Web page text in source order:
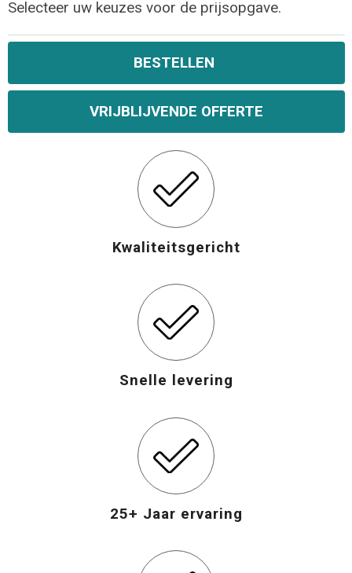
Selecteer uw keuzes voor de prijsopgave.
BESTELLEN
VRIJBLIJVENDE OFFERTE
Kwaliteitsgericht
Snelle levering
25+ Jaar ervaring